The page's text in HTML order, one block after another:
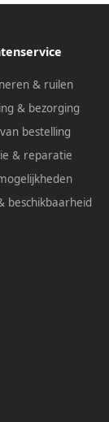
& ruilen
& bezorging
bestelling
& reparatie
beschikbaarheid